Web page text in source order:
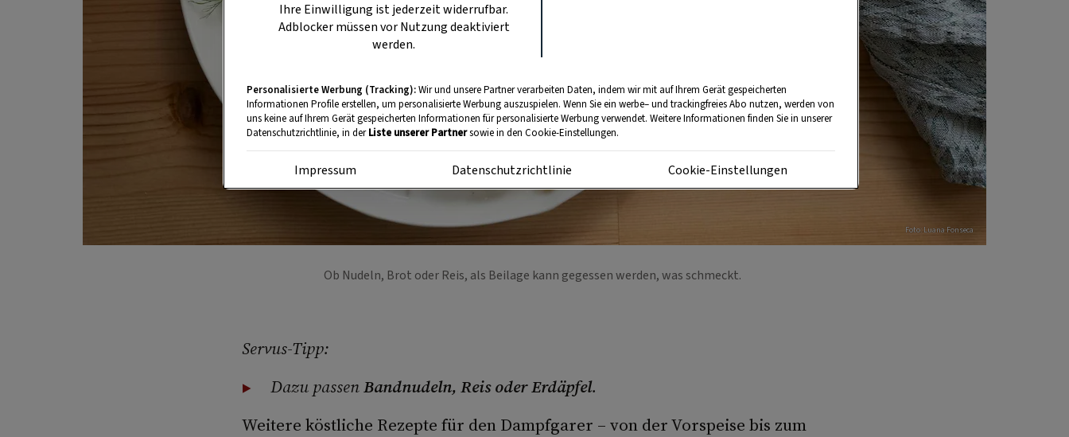
Foto: Luana Fonseca
Ob Nudeln, Brot oder Reis, als Beilage kann gegessen werden, was schmeckt.
Servus-Tipp:
Dazu passenBandnudeln, Reis oder Erdäpfel.
Weitere köstliche Rezepte für den Dampfgarer – von der Vorspeise bis zum
Ihre Einwilligung ist jederzeit widerrufbar.
Adblocker müssen vor Nutzung deaktiviert
werden.
Personalisierte Werbung (Tracking):Wir und unsere Partner verarbeiten Daten, indem wir mit auf Ihrem Gerät gespeicherten
Informationen Profile erstellen, um personalisierte Werbung auszuspielen. Wenn Sie ein werbe– und trackingfreies Abo nutzen, werden von
uns keine auf Ihrem Gerät gespeicherten Informationen für personalisierte Werbung verwendet. Weitere Informationen finden Sie in unserer
Datenschutzrichtlinie, in derListe unserer Partnersowie in den Cookie-Einstellungen.
Impressum Datenschutzrichtlinie Cookie-Einstellungen